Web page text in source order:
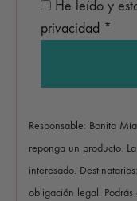
He leído y
privacidad *
Responsable: Bonita
reponga un producto.
interesado.
obligación legal. Podrás